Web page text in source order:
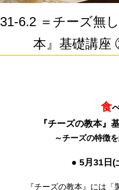
6.2 ＝チーズ無
本』基礎講
食
『チーズの教本』
～チーズの特徴
● 5月31日(
『チーズの教本』には「